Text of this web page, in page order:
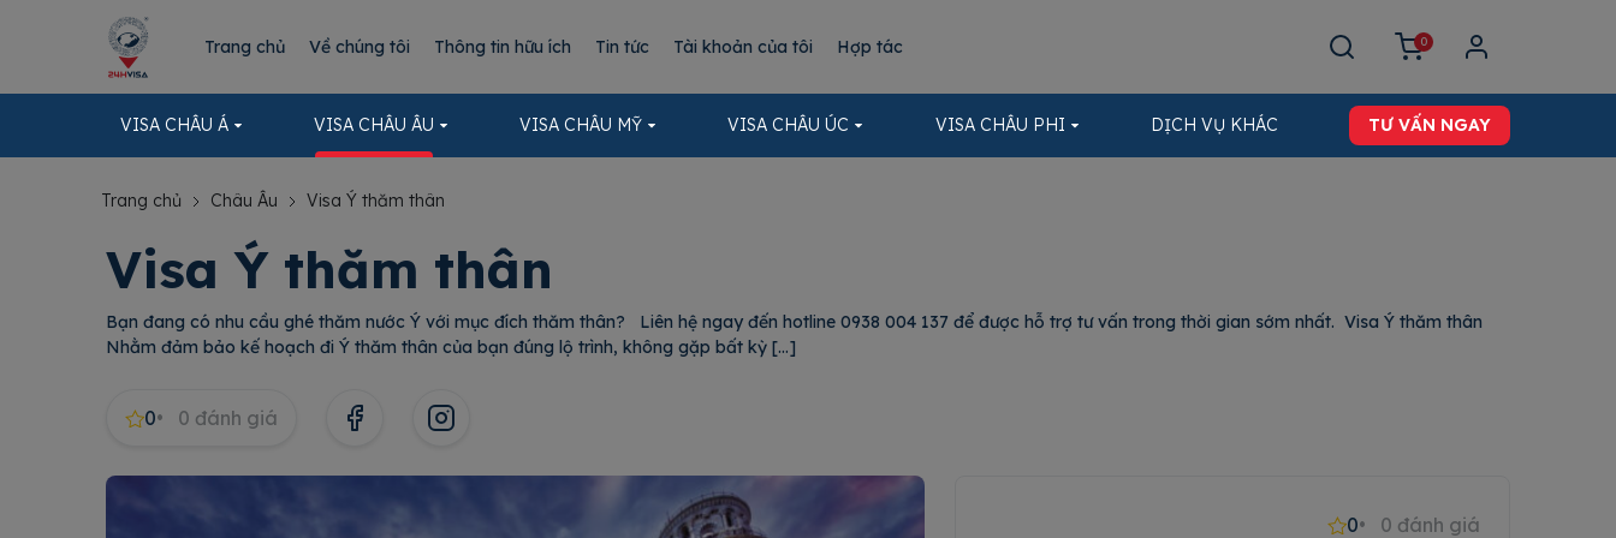
Trang chủ Về chúng tôi Thông tin hữu ích Tin tức Tài khoản của tôi Hợp tác 0
VISA CHÂU Á VISA CHÂU ÂU VISA CHÂU MỸ VISA CHÂU ÚC VISA CHÂU PHI DỊCH VỤ KHÁC TƯ VẤN NGAY
Trang chủ Châu Âu Visa Ý thăm thân
Visa Ý thăm thân
Bạn đang có nhu cầu ghé thăm nước Ý với mục đích thăm thân? Liên hệ ngay đến hotline 0938 004 137 để được hỗ trợ tư vấn trong thời gian sớm nhất. Visa Ý thăm thân
Nhằm đảm bảo kế hoạch đi Ý thăm thân của bạn đúng lộ trình, không gặp bất kỳ […]
0 0 đánh giá
0 0 đánh giá